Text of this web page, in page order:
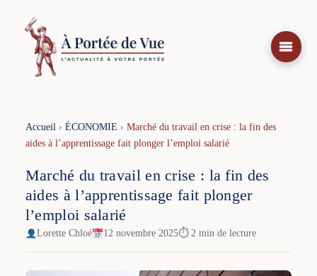
contenu
Accueil› ÉCONOMIE › Marché du travail en crise : la fin des
aides à l’apprentissage fait plonger l’emploi salarié
Marché du travail en crise : la fin des
aides à l’apprentissage fait plonger
l’emploi salarié
Lorette Chloé 12 novembre 2025⏱ 2 min de lecture